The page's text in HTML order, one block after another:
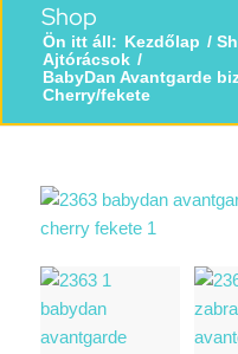
Shop
Ön itt áll: Kezdőlap /
Ajtórácsok /
BabyDan Avantgarde
Cherry/fekete